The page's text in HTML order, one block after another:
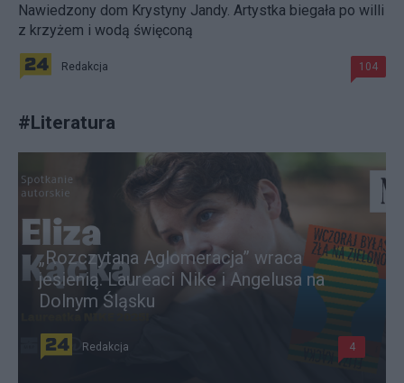
Nawiedzony dom Krystyny Jandy. Artystka biegała po willi
z krzyżem i wodą święconą
Redakcja 104
#Literatura
„Rozczytana Aglomeracja” wraca
jesienią. Laureaci Nike i Angelusa na
Dolnym Śląsku
Redakcja 4